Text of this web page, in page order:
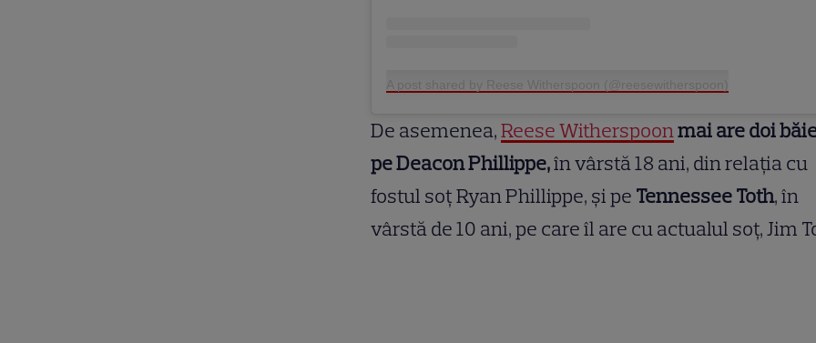
A post shared by Reese Witherspoon (@reesewitherspoon)
De asemenea,Reese Witherspoonmai are doi
pe Deacon Phillippe,în vârstă 18 ani, din relația cu
fostul soț Ryan Phillippe, și pe Tennessee Toth, în
vârstă de 10 ani, pe care îl are cu actualul soț, Jim